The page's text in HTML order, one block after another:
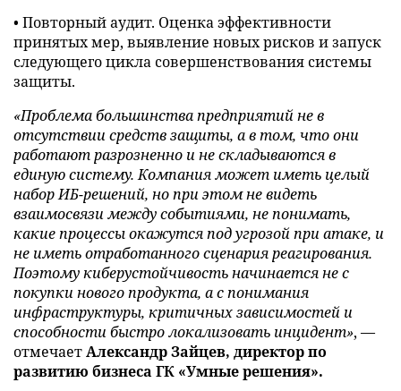
• Повторный аудит. Оценка эффективности
принятых мер, выявление новых рисков и запуск
следующего цикла совершенствования системы
защиты.
«Проблема большинства предприятий не в
отсутствии средств защиты, а в том, что они
работают разрозненно и не складываются в
единую систему. Компания может иметь целый
набор ИБ-решений, но при этом не видеть
взаимосвязи между событиями, не понимать,
какие процессы окажутся под угрозой при атаке, и
не иметь отработанного сценария реагирования.
Поэтому киберустойчивость начинается не с
покупки нового продукта, а с понимания
инфраструктуры, критичных зависимостей и
способности быстро локализовать инцидент», —
отмечаетАлександр Зайцев, директор по
развитию бизнеса ГК «Умные решения».